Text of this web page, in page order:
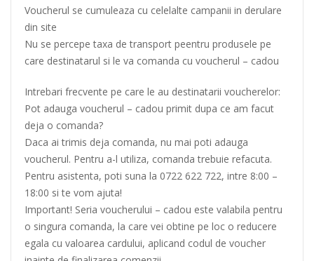
Voucherul se cumuleaza cu celelalte campanii in derulare
din site
Nu se percepe taxa de transport peentru produsele pe
care destinatarul si le va comanda cu voucherul – cadou
Intrebari frecvente pe care le au destinatarii voucherelor:
Pot adauga voucherul – cadou primit dupa ce am facut
deja o comanda?
Daca ai trimis deja comanda, nu mai poti adauga
voucherul. Pentru a-l utiliza, comanda trebuie refacuta.
Pentru asistenta, poti suna la 0722 622 722, intre 8:00 –
18:00 si te vom ajuta!
Important! Seria voucherului – cadou este valabila pentru
o singura comanda, la care vei obtine pe loc o reducere
egala cu valoarea cardului, aplicand codul de voucher